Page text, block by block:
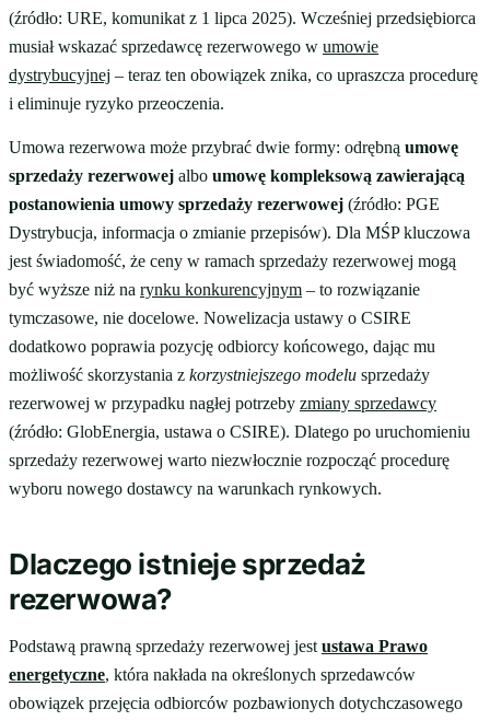
(źródło: URE, komunikat z 1 lipca 2025). Wcześniej przedsiębiorca
musiał wskazać sprzedawcę rezerwowego w umowie
dystrybucyjnej – teraz ten obowiązek znika, co upraszcza procedurę
i eliminuje ryzyko przeoczenia.
Umowa rezerwowa może przybrać dwie formy: odrębną umowę
sprzedaży rezerwowej albo umowę kompleksową zawierającą
postanowienia umowy sprzedaży rezerwowej (źródło: PGE
Dystrybucja, informacja o zmianie przepisów). Dla MŚP kluczowa
jest świadomość, że ceny w ramach sprzedaży rezerwowej mogą
być wyższe niż na rynku konkurencyjnym – to rozwiązanie
tymczasowe, nie docelowe. Nowelizacja ustawy o CSIRE
dodatkowo poprawia pozycję odbiorcy końcowego, dając mu
możliwość skorzystania z korzystniejszego modelu sprzedaży
rezerwowej w przypadku nagłej potrzeby zmiany sprzedawcy
(źródło: GlobEnergia, ustawa o CSIRE). Dlatego po uruchomieniu
sprzedaży rezerwowej warto niezwłocznie rozpocząć procedurę
wyboru nowego dostawcy na warunkach rynkowych.
Dlaczego istnieje sprzedaż
rezerwowa?
Podstawą prawną sprzedaży rezerwowej jest ustawa Prawo
energetyczne, która nakłada na określonych sprzedawców
obowiązek przejęcia odbiorców pozbawionych dotychczasowego